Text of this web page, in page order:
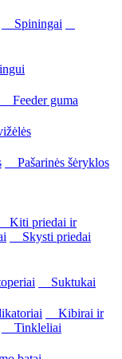
Spiningai
Feeder guma
Pašarinės šėryklos
Kiti priedai ir
Skysti priedai
Suktukai
Kibirai ir
Tinkleliai